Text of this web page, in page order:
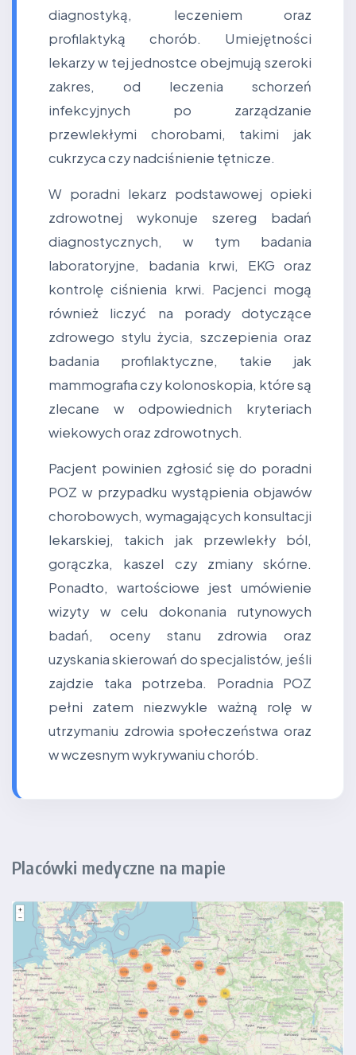
diagnostyką, leczeniem oraz
profilaktyką chorób. Umiejętności
lekarzy w tej jednostce obejmują szeroki
zakres, od leczenia schorzeń
infekcyjnych po zarządzanie
przewlekłymi chorobami, takimi jak
cukrzyca czy nadciśnienie tętnicze.
W poradni lekarz podstawowej opieki
zdrowotnej wykonuje szereg badań
diagnostycznych, w tym badania
laboratoryjne, badania krwi, EKG oraz
kontrolę ciśnienia krwi. Pacjenci mogą
również liczyć na porady dotyczące
zdrowego stylu życia, szczepienia oraz
badania profilaktyczne, takie jak
mammografia czy kolonoskopia, które są
zlecane w odpowiednich kryteriach
wiekowych oraz zdrowotnych.
Pacjent powinien zgłosić się do poradni
POZ w przypadku wystąpienia objawów
chorobowych, wymagających konsultacji
lekarskiej, takich jak przewlekły ból,
gorączka, kaszel czy zmiany skórne.
Ponadto, wartościowe jest umówienie
wizyty w celu dokonania rutynowych
badań, oceny stanu zdrowia oraz
uzyskania skierowań do specjalistów, jeśli
zajdzie taka potrzeba. Poradnia POZ
pełni zatem niezwykle ważną rolę w
utrzymaniu zdrowia społeczeństwa oraz
w wczesnym wykrywaniu chorób.
Placówki medyczne na mapie